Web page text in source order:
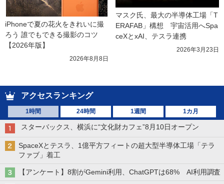
iPhoneで夏の花火をきれいに撮
ろう 誰でもできる撮影のコツ
【2026年版】
2026年8月8日
マスク氏、最大の半導体工場「T
ERAFAB」構想　宇宙活用へSpa
ceXとxAI、テスラ連携
2026年3月23日
アクセスランキング
1時間 24時間 1週間 1カ月
スターバックス、横浜に“文化財カフェ”8月10日オープン
SpaceXとテスラ、1億平方フィートの超大型半導体工場「テラ
ファブ」着工
【アンケート】8割がGemini利用、ChatGPTは68% AI利用調査